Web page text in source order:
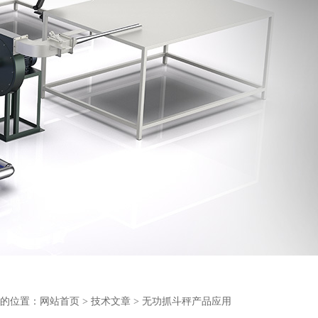
位置： 网站首页 > 技术文章 > 无功抓斗秤产品应用